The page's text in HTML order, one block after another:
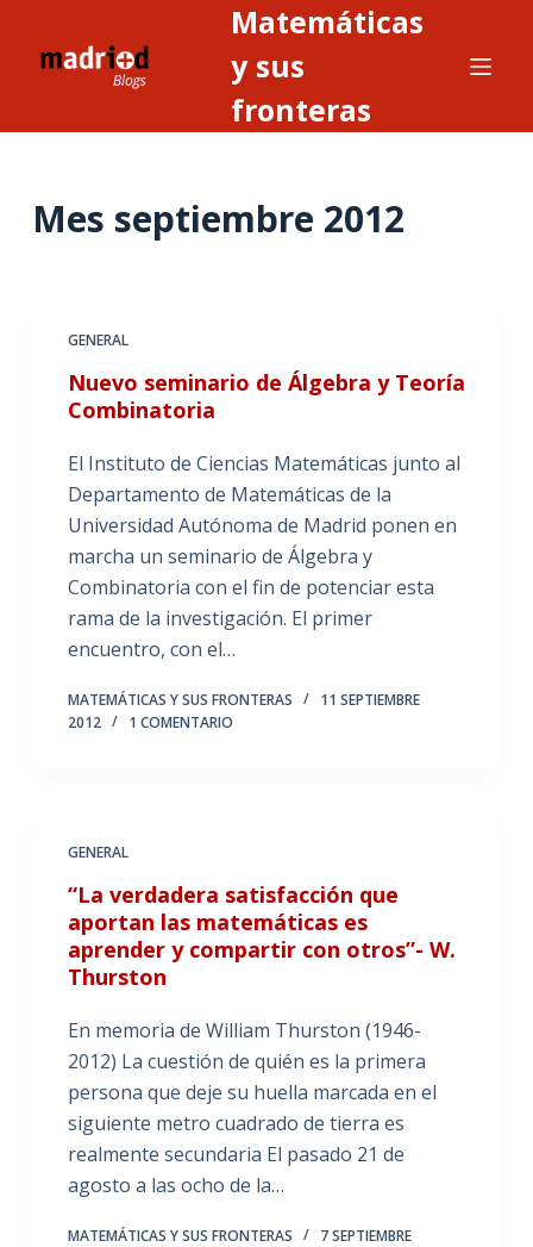
Matemáticas
y sus
fronteras
Mes septiembre 2012
GENERAL
Nuevo seminario de Álgebra y Teoría
Combinatoria
El Instituto de Ciencias Matemáticas junto al
Departamento de Matemáticas de la
Universidad Autónoma de Madrid ponen en
marcha un seminario de Álgebra y
Combinatoria con el fin de potenciar esta
rama de la investigación. El primer
encuentro, con el…
MATEMÁTICAS Y SUS FRONTERAS
11 SEPTIEMBRE
2012
1 COMENTARIO
GENERAL
“La verdadera satisfacción que
aportan las matemáticas es
aprender y compartir con otros”- W.
Thurston
En memoria de William Thurston (1946-
2012) La cuestión de quién es la primera
persona que deje su huella marcada en el
siguiente metro cuadrado de tierra es
realmente secundaria El pasado 21 de
agosto a las ocho de la…
MATEMÁTICAS Y SUS FRONTERAS
7 SEPTIEMBRE